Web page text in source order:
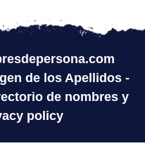
de los Apellidos-
de nombres y
policy